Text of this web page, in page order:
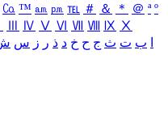
㏇ ™ ㏂ ㏘ ℡ ＃ ＆ ＊ ＠ ª º
Ⅳ Ⅴ Ⅵ Ⅶ Ⅷ Ⅸ Ⅹ
ب ت ث ج ح خ د ذ ر ز س